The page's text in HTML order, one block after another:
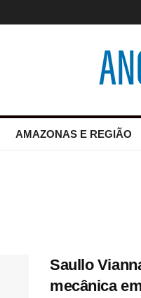
AMAZONAS E REGIÃO
Saullo
mecânica